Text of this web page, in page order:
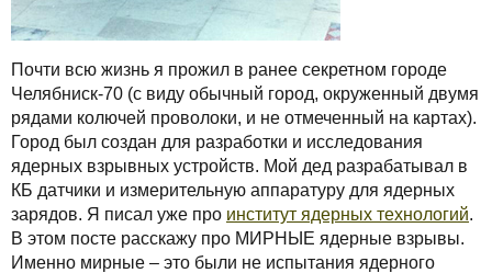
Почти всю жизнь я прожил в ранее секретном городе
Челябниск-70 (с виду обычный город, окруженный двумя
рядами колючей проволоки, и не отмеченный на картах).
Город был создан для разработки и исследования
ядерных взрывных устройств. Мой дед разрабатывал в
КБ датчики и измерительную аппаратуру для ядерных
зарядов. Я писал уже про институт ядерных технологий.
В этом посте расскажу про МИРНЫЕ ядерные взрывы.
Именно мирные – это были не испытания ядерного